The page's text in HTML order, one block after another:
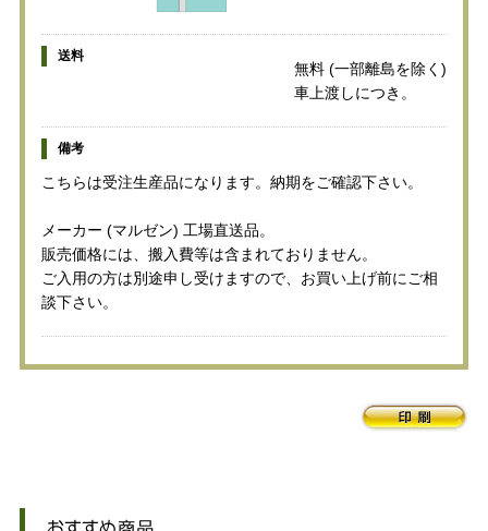
送料
無料 (一部離島を除く)
車上渡しにつき。
備考
こちらは受注生産品になります。納期をご確認下さい。
メーカー (マルゼン) 工場直送品。
販売価格には、搬入費等は含まれておりません。
ご入用の方は別途申し受けますので、お買い上げ前にご相
談下さい。